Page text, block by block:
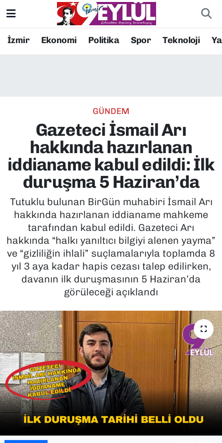
İzmir Ekonomi Politika Spor Teknoloji
GÜNDEM
Gazeteci İsmail Arı
hakkında hazırlanan
iddianame kabul edildi: İlk
duruşma 5 Haziran’da
Tutuklu bulunan BirGün muhabiri İsmail Arı
hakkında hazırlanan iddianame mahkeme
tarafından kabul edildi. Gazeteci Arı
hakkında “halkı yanıltıcı bilgiyi alenen yayma”
ve “gizliliğin ihlali” suçlamalarıyla toplamda 8
yıl 3 aya kadar hapis cezası talep edilirken,
davanın ilk duruşmasının 5 Haziran’da
görüleceği açıklandı
Resmi İlanlar
EKONOMİ
KÜLTÜR SANAT
MAGAZİN
POLİTİKA
SAĞLIK
SPOR
TEKNOLOJİ
YAŞAM
YEREL YÖNETİMLER
Konak Nöbetçi Eczaneler
Süper Lig Puan Durumu ve Fikstür
Tüm Manşetler
Son Dakika Haberleri
Haber Arşivi